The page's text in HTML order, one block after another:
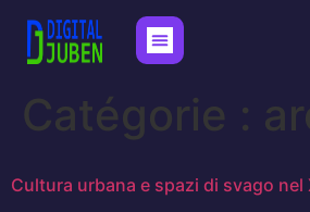
Catégorie :
Cultura urbana e spazi di svago nel